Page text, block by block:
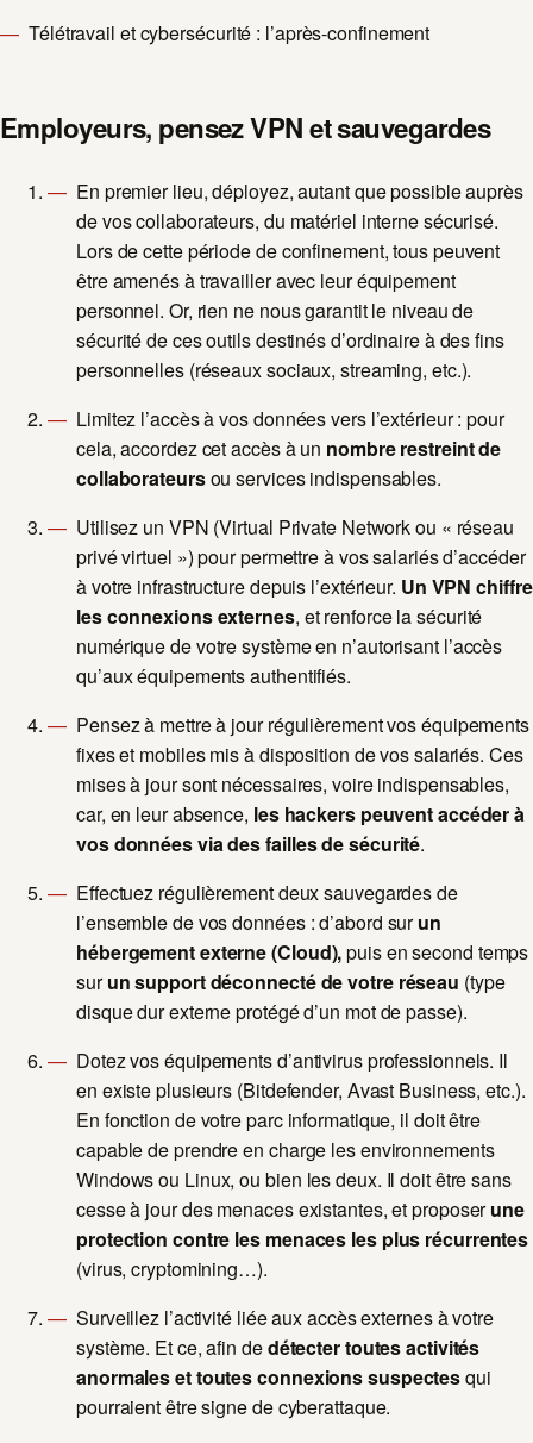
Télétravail et cybersécurité : l’après-confinement
Employeurs, pensez VPN et sauvegardes
En premier lieu, déployez, autant que possible auprès
de vos collaborateurs, du matériel interne sécurisé.
Lors de cette période de confinement, tous peuvent
être amenés à travailler avec leur équipement
personnel. Or, rien ne nous garantit le niveau de
sécurité de ces outils destinés d’ordinaire à des fins
personnelles (réseaux sociaux, streaming, etc.).
Limitez l’accès à vos données vers l’extérieur : pour
cela, accordez cet accès à un nombre restreint de
collaborateursou services indispensables.
Utilisez un VPN (Virtual Private Network ou « réseau
privé virtuel ») pour permettre à vos salariés d’accéder
à votre infrastructure depuis l’extérieur. Un VPN chiffre
les connexions externes, et renforce la sécurité
numérique de votre système en n’autorisant l’accès
qu’aux équipements authentifiés.
Pensez à mettre à jour régulièrement vos équipements
fixes et mobiles mis à disposition de vos salariés. Ces
mises à jour sont nécessaires, voire indispensables,
car, en leur absence, les hackers peuvent accéder à
vos données via des failles de sécurité.
Effectuez régulièrement deux sauvegardes de
l’ensemble de vos données : d’abord surun
hébergement externe (Cloud),puis en second temps
surun support déconnecté de votre réseau (type
disque dur externe protégé d’un mot de passe).
Dotez vos équipements d’antivirus professionnels. Il
en existe plusieurs (Bitdefender, Avast Business, etc.).
En fonction de votre parc informatique, il doit être
capable de prendre en charge les environnements
Windows ou Linux, ou bien les deux. Il doit être sans
cesse à jour des menaces existantes, et proposerune
protection contre les menaces les plus récurrentes
(virus, cryptomining…).
Surveillez l’activité liée aux accès externes à votre
système. Et ce, afin dedétecter toutes activités
anormales et toutes connexions suspectesqui
pourraient être signe de cyberattaque.